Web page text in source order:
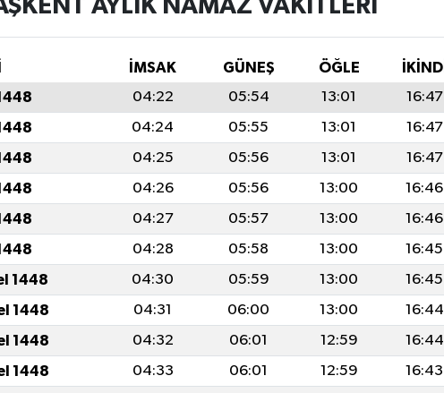
AYLIK NAMAZ VAKITLERI
İMSAK GÜNEŞ ÖĞLE İKINDI
04:22 05:54 13:01 16:47
04:24 05:55 13:01 16:47
04:25 05:56 13:01 16:47
04:26 05:56 13:00 16:46
04:27 05:57 13:00 16:46
04:28 05:58 13:00 16:45
1448 04:30 05:59 13:00 16:45
1448 04:31 06:00 13:00 16:44
1448 04:32 06:01 12:59 16:44
1448 04:33 06:01 12:59 16:43